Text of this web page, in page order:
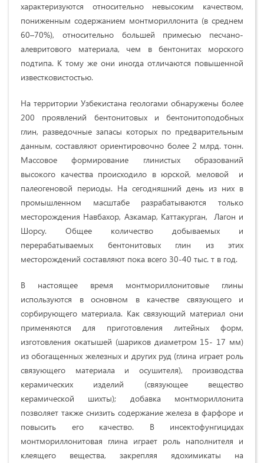
характеризуются относительно невысоким качеством,
пониженным содержанием монтмориллонита (в среднем
60–70%), относительно большей примесью песчано-
алевритового материала, чем в бентонитах морского
подтипа. К тому же они иногда отличаются повышенной
известковистостью.
На территории Узбекистана геологами обнаружены более
200 проявлений бентонитовых и бентонитоподобных
глин, разведочные запасы которых по предварительным
данным, составляют ориентировочно более 2 млрд. тонн.
Массовое формирование глинистых образований
высокого качества происходило в юрской, меловой и
палеогеновой периоды. На сегодняшний день из них в
промышленном масштабе разрабатываются только
месторождения Навбахор, Азкамар, Каттакурган, Лагон и
Шорсу. Общее количество добываемых и
перерабатываемых бентонитовых глин из этих
месторождений составляют пока всего 30-40 тыс. т в год.
В настоящее время монтмориллонитовые глины
используются в основном в качестве связующего и
сорбирующего материала. Как связующий материал они
применяются для приготовления литейных форм,
изготовления окатышей (шариков диаметром 15- 17 мм)
из обогащенных железных и других руд (глина играет роль
связующего материала и осушителя), производства
керамических изделий (связующее вещество
керамической шихты); добавка монтмориллонита
позволяет также снизить содержание железа в фарфоре и
повысить его качество. В инсектофунгицидах
монтмориллонитовая глина играет роль наполнителя и
клеящего вещества, закрепляя ядохимикаты на